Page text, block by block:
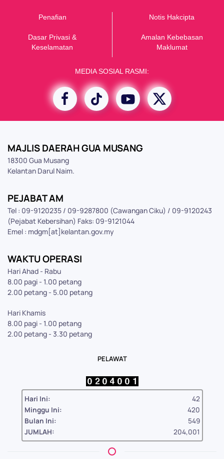
Penafian
Dasar Privasi &
Keselamatan
Notis Hakcipta
Amalan Kebebasan
Maklumat
MEDIA SOSIAL RASMI:
MAJLIS DAERAH GUA MUSANG
18300 Gua Musang
Kelantan Darul Naim.
PEJABAT AM
Tel : 09-9120235 / 09-9287800 (Cawangan Ciku) / 09-9120243
(Pejabat Kebersihan) Faks: 09-9121044
Emel : mdgm[at]kelantan.gov.my
WAKTU OPERASI
Hari Ahad - Rabu
8.00 pagi - 1.00 petang
2.00 petang - 5.00 petang
Hari Khamis
8.00 pagi - 1.00 petang
2.00 petang - 3.30 petang
PELAWAT
Hari Ini:
42
Minggu Ini:
420
Bulan Ini:
549
JUMLAH:
204,001